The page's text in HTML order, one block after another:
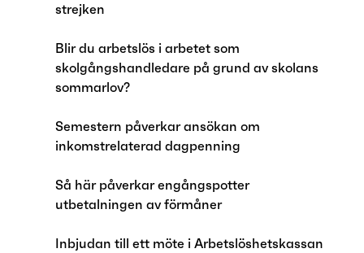
strejken
Blir du arbetslös i arbetet som
skolgångshandledare på grund av skolans
sommarlov?
Semestern påverkar ansökan om
inkomstrelaterad dagpenning
Så här påverkar engångspotter
utbetalningen av förmåner
Inbjudan till ett möte i Arbetslöshetskassan